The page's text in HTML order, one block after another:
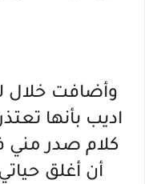
وأضافت خلال
اديب بأنها
كلام صدر مني
أن أغلق